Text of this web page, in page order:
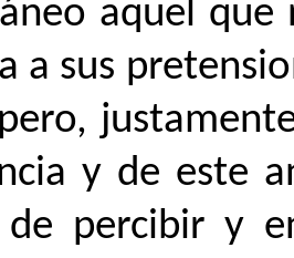
aquel
a sus
y de este
de percibir y